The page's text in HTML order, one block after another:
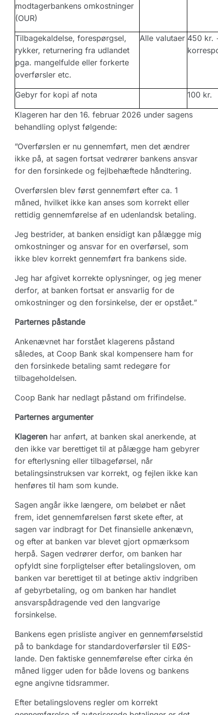
modtagerbankens omkostninger
(OUR)
Tilbagekaldelse, forespørgsel,
rykker, returnering fra udlandet
pga. mangelfulde eller forkerte
overførsler etc.
Alle valutaer 450 kr.
Gebyr for kopi af nota 100 kr.
Klageren har den 16. februar 2026 under sagens
behandling oplyst følgende:
”Overførslen er nu gennemført, men det ændrer
ikke på, at sagen fortsat vedrører bankens ansvar
for den forsinkede og fejlbehæftede håndtering.
Overførslen blev først gennemført efter ca. 1
måned, hvilket ikke kan anses som korrekt eller
rettidig gennemførelse af en udenlandsk betaling.
Jeg bestrider, at banken ensidigt kan pålægge mig
omkostninger og ansvar for en overførsel, som
ikke blev korrekt gennemført fra bankens side.
Jeg har afgivet korrekte oplysninger, og jeg mener
derfor, at banken fortsat er ansvarlig for de
omkostninger og den forsinkelse, der er opstået.”
Parternes påstande
Ankenævnet har forstået klagerens påstand
således, at Coop Bank skal kompensere ham for
den forsinkede betaling samt redegøre for
tilbageholdelsen.
Coop Bank har nedlagt påstand om frifindelse.
Parternes argumenter
Klageren har anført, at banken skal anerkende, at
den ikke var berettiget til at pålægge ham gebyrer
for efterlysning eller tilbageførsel, når
betalingsinstruksen var korrekt, og fejlen ikke kan
henføres til ham som kunde.
Sagen angår ikke længere, om beløbet er nået
frem, idet gennemførelsen først skete efter, at
sagen var indbragt for Det finansielle ankenævn,
og efter at banken var blevet gjort opmærksom
herpå. Sagen vedrører derfor, om banken har
opfyldt sine forpligtelser efter betalingsloven, om
banken var berettiget til at betinge aktiv indgriben
af gebyrbetaling, og om banken har handlet
ansvarspådragende ved den langvarige
forsinkelse.
Bankens egen prisliste angiver en gennemførselstid
på to bankdage for standardoverførsler til EØS-
lande. Den faktiske gennemførelse efter cirka én
måned ligger uden for både lovens og bankens
egne angivne tidsrammer.
Efter betalingslovens regler om korrekt